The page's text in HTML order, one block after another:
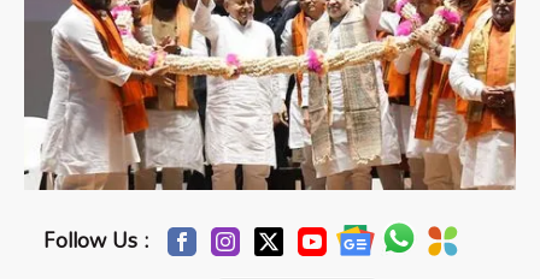
Follow Us :